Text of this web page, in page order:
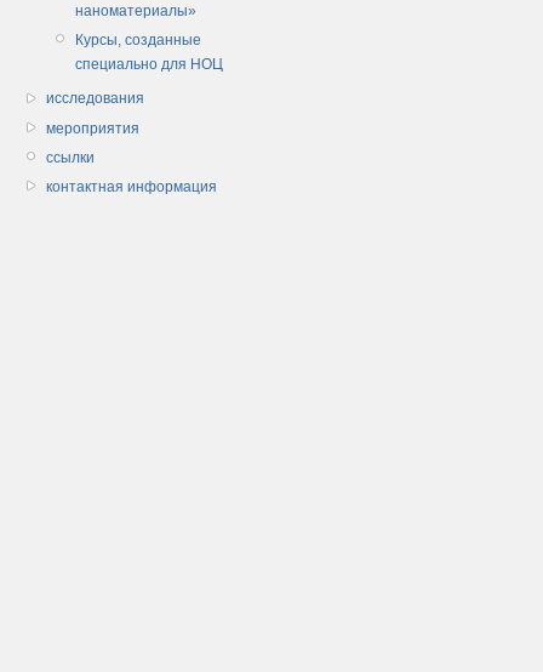
наноматериалы»
Курсы, созданные
специально для НОЦ
исследования
мероприятия
ссылки
контактная информация